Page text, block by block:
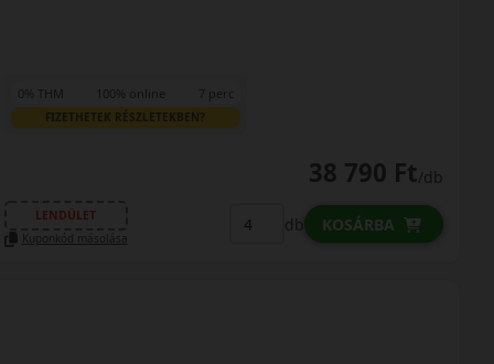
0% THM 100% online 7 perc
FIZETHETEK RÉSZLETEKBEN?
38 790 Ft/db
LENDÜLET
Kuponkód másolása
db KOSÁRBA